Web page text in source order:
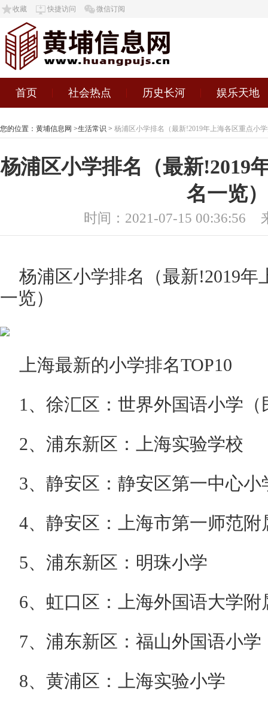
收藏 快捷访问 微信订阅
首页 社会热点 历史长河 娱乐天地
您的位置： 黄埔信息网 >生活常识 > 杨浦区小学排名（最新!2019年上海各区重点小
杨浦区小学排名（最新!2019
名一览）
时间：2021-07-15 00:36:56
杨浦区小学排名（最新!2019年
一览）
上海最新的小学排名TOP10
1、徐汇区：世界外国语小学（
2、浦东新区：上海实验学校
3、静安区：静安区第一中心小
4、静安区：上海市第一师范附
5、浦东新区：明珠小学
6、虹口区：上海外国语大学
7、浦东新区：福山外国语小学
8、黄浦区：上海实验小学